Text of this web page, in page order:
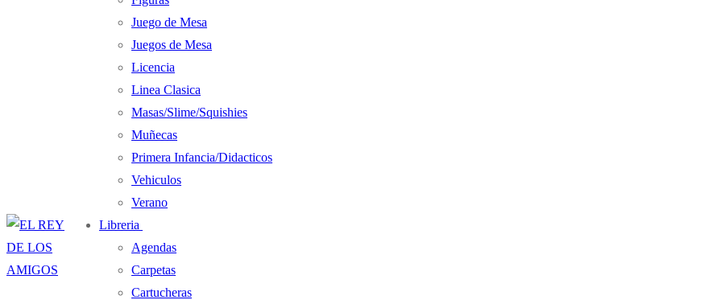
Juego de Mesa
Juegos de Mesa
Licencia
Linea Clasica
Masas/Slime/Squishies
Muñecas
Primera Infancia/Didacticos
Vehiculos
Verano
Libreria
Agendas
Carpetas
Cartucheras